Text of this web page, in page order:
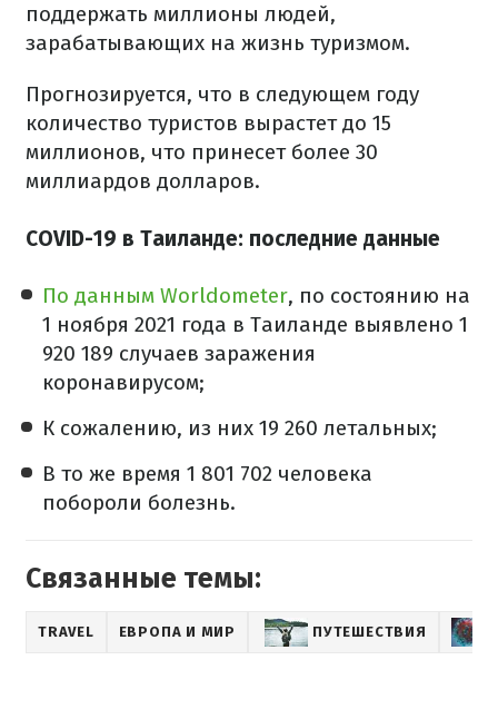
поддержать миллионы людей,
зарабатывающих на жизнь туризмом.
Прогнозируется, что в следующем году
количество туристов вырастет до 15
миллионов, что принесет более 30
миллиардов долларов.
COVID-19 в Таиланде: последние данные
По данным Worldometer, по состоянию на
1 ноября 2021 года в Таиланде выявлено 1
920 189 случаев заражения
коронавирусом;
К сожалению, из них 19 260 летальных;
В то же время 1 801 702 человека
побороли болезнь.
Связанные темы:
TRAVEL ЕВРОПА И МИР ПУТЕШЕСТВИЯ